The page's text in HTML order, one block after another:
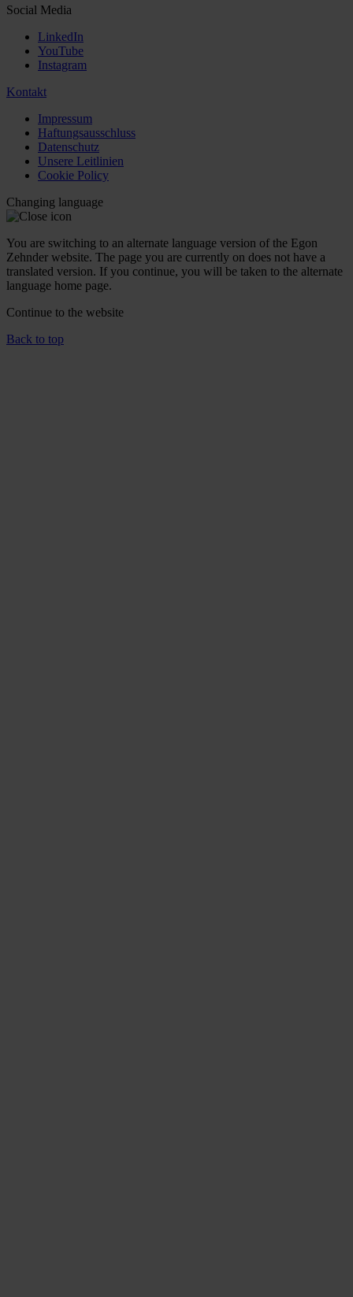
Social Media
LinkedIn
YouTube
Instagram
Kontakt
Impressum
Haftungsausschluss
Datenschutz
Unsere Leitlinien
Cookie Policy
Changing language
You are switching to an alternate language version of the Egon
Zehnder website. The page you are currently on does not have a
translated version. If you continue, you will be taken to the alternate
language home page.
Continue to the website
Back to top